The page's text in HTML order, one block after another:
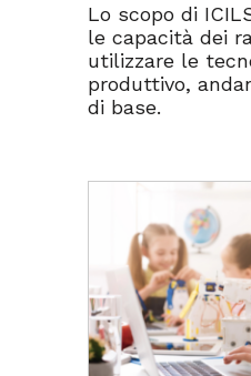
Lo scopo di
le capacità dei
utilizzare le
produttivo,
di base.